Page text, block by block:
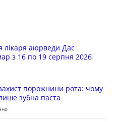
лікаря аюрведи Дас
з 16 по 19 серпня 2026
порожнини рота: чому
зубна паста